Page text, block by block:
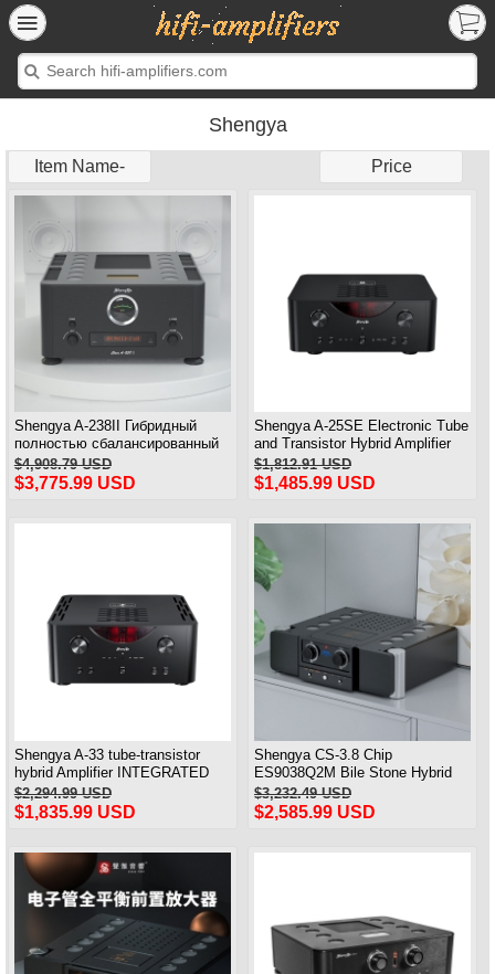
Shengya
Item Name- Price
Shengya A-238II Гибридный
полностью сбалансированный
интегрированный усилитель
класса A Высококачественный
усилитель мощности
$4,908.79 USD
$3,775.99 USD
Shengya A-25SE Electronic Tube
and Transistor Hybrid Amplifier
Bluetooth 5.0 RCA/XLR 180WX2
8Ohm
$1,812.91 USD
$1,485.99 USD
Shengya A-33 tube-transistor
hybrid Amplifier INTEGRATED
TUBE STEREO AMPLIFIER
$2,294.99 USD
$1,835.99 USD
Shengya CS-3.8 Chip
ES9038Q2M Bile Stone Hybrid
Fully Balanced Pre Amplifier
$3,232.49 USD
$2,585.99 USD